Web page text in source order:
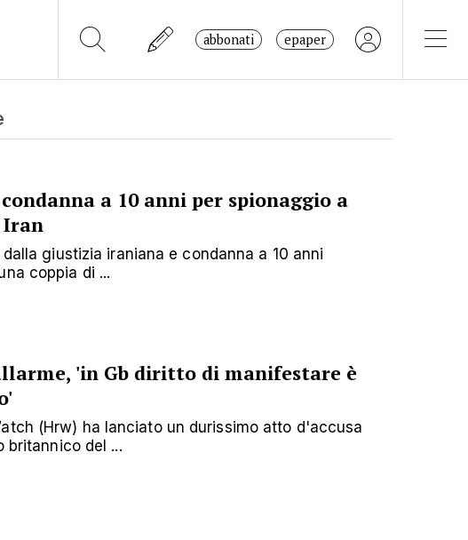
abbonati epaper
a 10 anni per spionaggio a
Iran
giustizia iraniana e condanna a 10 anni
coppia di ...
'in Gb diritto di manifestare è
(Hrw) ha lanciato un durissimo atto d'accusa
britannico del ...